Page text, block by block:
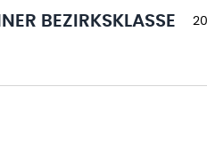
BEZIRKSKLASSE